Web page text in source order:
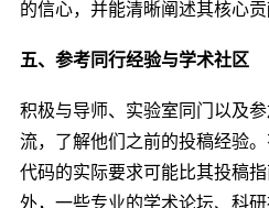
的信心，并能清晰阐述其核心贡
五、参考同行经验与学术社区
积极与导师、实验室同门以及
流，了解他们之前的投稿经验
代码的实际要求可能比其投稿
外，一些专业的学术论坛、科